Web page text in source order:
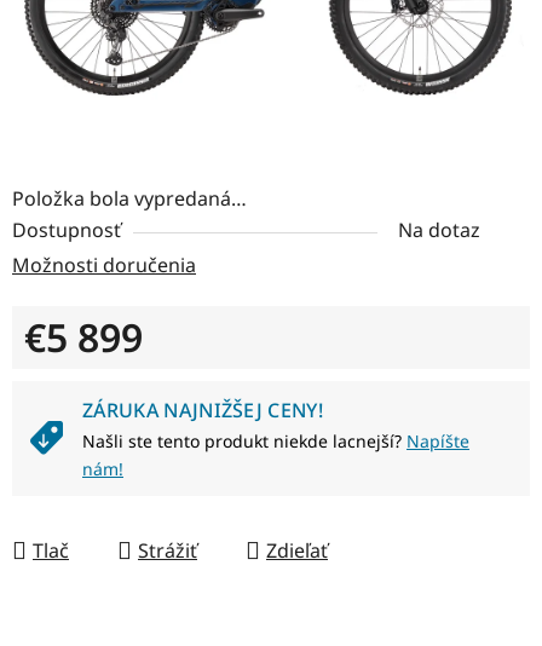
Položka bola vypredaná…
Dostupnosť
Na dotaz
Možnosti doručenia
€5 899
ZÁRUKA NAJNIŽŠEJ CENY!
Našli ste tento produkt niekde lacnejší? Napíšte
nám!
Tlač Strážiť Zdieľať